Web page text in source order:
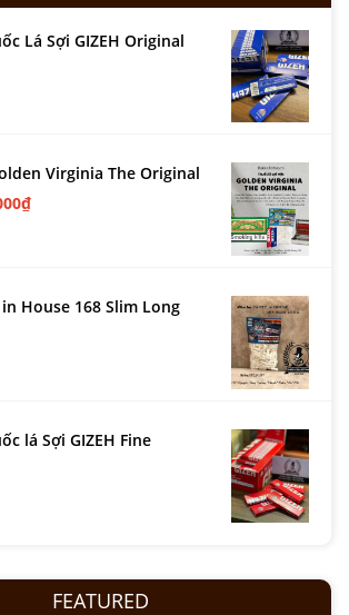
Lá Sợi GIZEH Original
Virginia The Original
₫
House 168 Slim Long
lá Sợi GIZEH Fine
FEATURED